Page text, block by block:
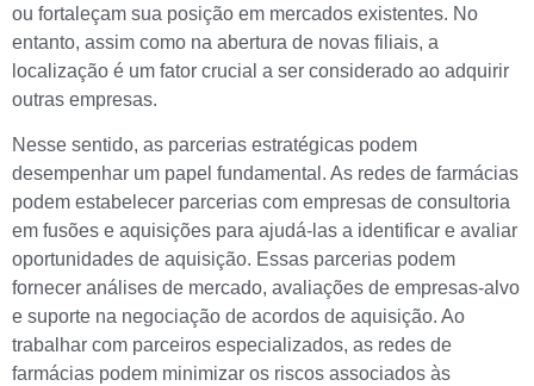
ou fortaleçam sua posição em mercados existentes. No
entanto, assim como na abertura de novas filiais, a
localização é um fator crucial a ser considerado ao adquirir
outras empresas.
Nesse sentido, as parcerias estratégicas podem
desempenhar um papel fundamental. As redes de farmácias
podem estabelecer parcerias com empresas de consultoria
em fusões e aquisições para ajudá-las a identificar e avaliar
oportunidades de aquisição. Essas parcerias podem
fornecer análises de mercado, avaliações de empresas-alvo
e suporte na negociação de acordos de aquisição. Ao
trabalhar com parceiros especializados, as redes de
farmácias podem minimizar os riscos associados às